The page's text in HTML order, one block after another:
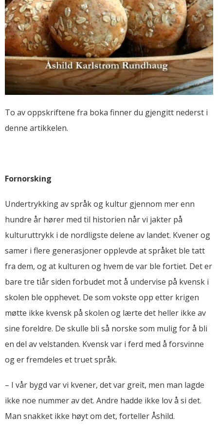
To av oppskriftene fra boka finner du gjengitt nederst i
denne artikkelen.
Fornorsking
Undertrykking av språk og kultur gjennom mer enn
hundre år hører med til historien når vi jakter på
kulturuttrykk i de nordligste delene av landet. Kvener og
samer i flere generasjoner opplevde at språket ble tatt
fra dem, og at kulturen og hvem de var ble fortiet. Det er
bare tre tiår siden forbudet mot å undervise på kvensk i
skolen ble opphevet. De som vokste opp etter krigen
møtte ikke kvensk på skolen og lærte det heller ikke av
sine foreldre. De skulle bli så norske som mulig for å bli
en del av velstanden. Kvensk var i ferd med å forsvinne
og er fremdeles et truet språk.
– I vår bygd var vi kvener, det var greit, men man lagde
ikke noe nummer av det. Andre hadde ikke lov å si det.
Man snakket ikke høyt om det, forteller Åshild.